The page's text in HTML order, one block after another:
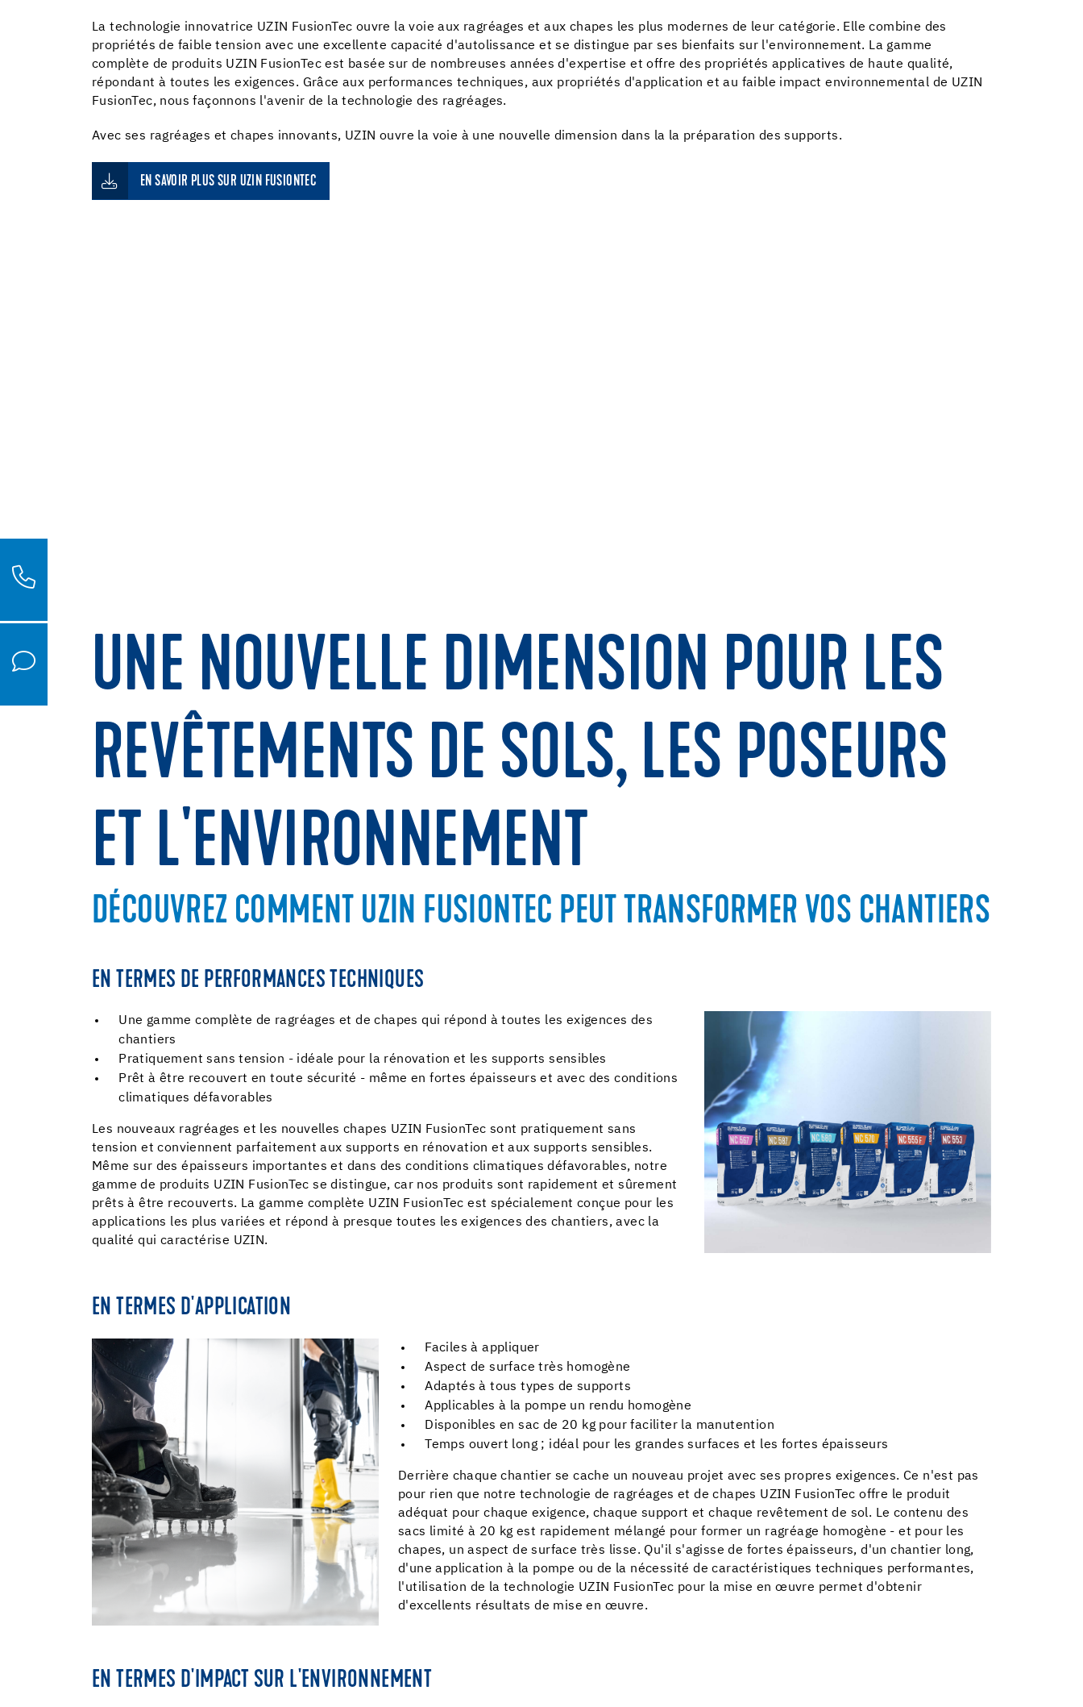
La technologie innovatrice UZIN FusionTec ouvre la voie aux ragréages et aux chapes les plus modernes de leur catégorie. Elle combine des
propriétés de faible tension avec une excellente capacité d'autolissance et se distingue par ses bienfaits sur l'environnement. La gamme
complète de produits UZIN FusionTec est basée sur de nombreuses années d'expertise et offre des propriétés applicatives de haute qualité,
répondant à toutes les exigences. Grâce aux performances techniques, aux propriétés d'application et au faible impact environnemental de UZIN
FusionTec, nous façonnons l'avenir de la technologie des ragréages.
Avec ses ragréages et chapes innovants, UZIN ouvre la voie à une nouvelle dimension dans la la préparation des supports.
EN SAVOIR PLUS SUR UZIN FUSIONTEC
UNE NOUVELLE DIMENSION POUR LES
REVÊTEMENTS DE SOLS, LES POSEURS
ET L'ENVIRONNEMENT
DÉCOUVREZ COMMENT UZIN FUSIONTEC PEUT TRANSFORMER VOS CHANTIERS
EN TERMES DE PERFORMANCES TECHNIQUES
Une gamme complète de ragréages et de chapes qui répond à toutes les exigences des
chantiers
Pratiquement sans tension - idéale pour la rénovation et les supports sensibles
Prêt à être recouvert en toute sécurité - même en fortes épaisseurs et avec des conditions
climatiques défavorables
Les nouveaux ragréages et les nouvelles chapes UZIN FusionTec sont pratiquement sans
tension et conviennent parfaitement aux supports en rénovation et aux supports sensibles.
Même sur des épaisseurs importantes et dans des conditions climatiques défavorables, notre
gamme de produits UZIN FusionTec se distingue, car nos produits sont rapidement et sûrement
prêts à être recouverts. La gamme complète UZIN FusionTec est spécialement conçue pour les
applications les plus variées et répond à presque toutes les exigences des chantiers, avec la
qualité qui caractérise UZIN.
EN TERMES D'APPLICATION
Faciles à appliquer
Aspect de surface très homogène
Adaptés à tous types de supports
Applicables à la pompe un rendu homogène
Disponibles en sac de 20 kg pour faciliter la manutention
Temps ouvert long ; idéal pour les grandes surfaces et les fortes épaisseurs
Derrière chaque chantier se cache un nouveau projet avec ses propres exigences. Ce n'est pas
pour rien que notre technologie de ragréages et de chapes UZIN FusionTec offre le produit
adéquat pour chaque exigence, chaque support et chaque revêtement de sol. Le contenu des
sacs limité à 20 kg est rapidement mélangé pour former un ragréage homogène - et pour les
chapes, un aspect de surface très lisse. Qu'il s'agisse de fortes épaisseurs, d'un chantier long,
d'une application à la pompe ou de la nécessité de caractéristiques techniques performantes,
l'utilisation de la technologie UZIN FusionTec pour la mise en œuvre permet d'obtenir
d'excellents résultats de mise en œuvre.
EN TERMES D'IMPACT SUR L'ENVIRONNEMENT